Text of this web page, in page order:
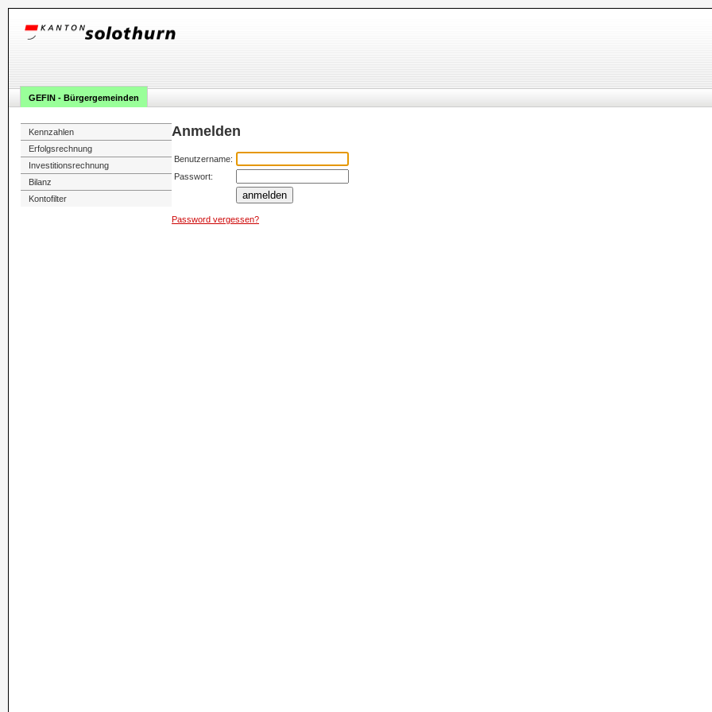
GEFIN - Bürgergemeinden
Kennzahlen
Erfolgsrechnung
Investitionsrechnung
Bilanz
Kontofilter
Anmelden
Benutzername:
Passwort:
anmelden
Password vergessen?